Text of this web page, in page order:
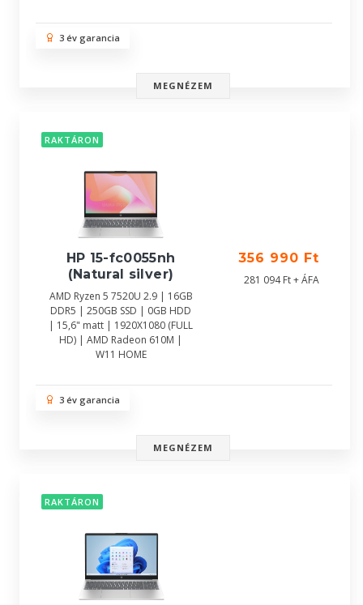
3 év garancia
MEGNÉZEM
RAKTÁRON
HP 15-fc0055nh
(Natural silver)
AMD Ryzen 5 7520U 2.9 | 16GB
DDR5 | 250GB SSD | 0GB HDD
| 15,6" matt | 1920X1080 (FULL
HD) | AMD Radeon 610M |
W11 HOME
356 990 Ft
281 094 Ft + ÁFA
3 év garancia
MEGNÉZEM
RAKTÁRON